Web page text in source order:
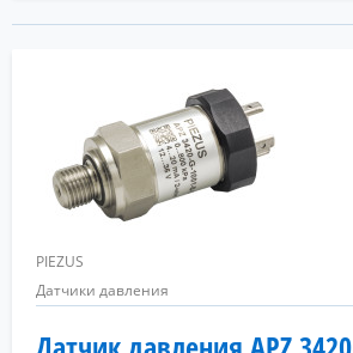
PIEZUS
Датчики давления